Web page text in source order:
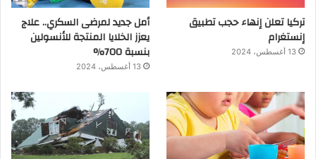
تركيا تعلن إنهاء حجب تطبيق
إنستغرام
13 أغسطس، 2024
أمل جديد لمرضى السكري.. علاج
يعزز الخلايا المنتجة للأنسولين
بنسبة 700%
13 أغسطس، 2024